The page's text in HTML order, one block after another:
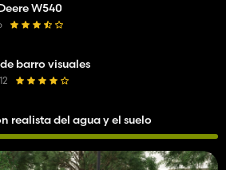
W540
barro visuales
realista del agua y el suelo